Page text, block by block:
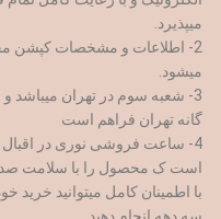
میپذیرد.
2- اطلاعات و مشخصات کپشن
میشود.
گانه تهران فراهم است
4- ساعت فروشی نوری در
است ک محصول را با سلامت
با اطمینان کامل میتوانید خرید